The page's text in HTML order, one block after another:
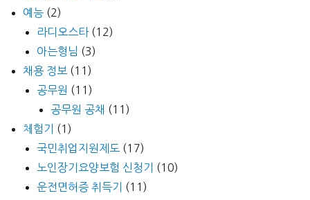
예능 (2)
라디오스타(12)
아는형님 (3)
채용 정보 (11)
공무원 (11)
공무원 공채 (11)
체험기
(1)
국민취업지원제도 (17)
노인장기요양보험 신청기
(10)
운전면허증 취득기
(11)